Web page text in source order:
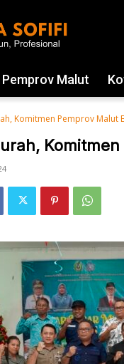
Pemprov Malut
Komitmen Pemprov Malut